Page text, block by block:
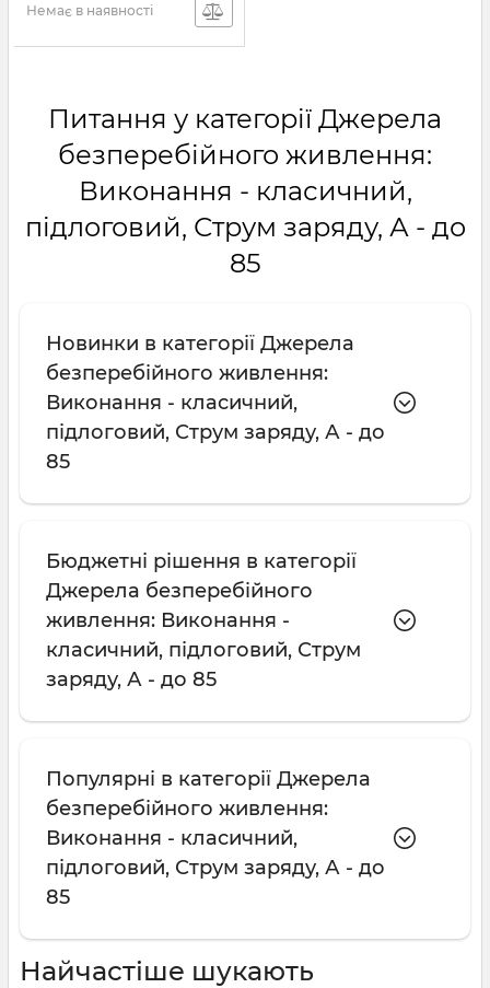
Немає в наявності
Питання у категорії Джерела
безперебійного живлення:
Виконання - класичний,
підлоговий, Струм заряду, А - до
85
Новинки в категорії Джерела
безперебійного живлення:
Виконання - класичний,
підлоговий, Струм заряду, А - до
85
Бюджетні рішення в категорії
Джерела безперебійного
живлення: Виконання -
класичний, підлоговий, Струм
заряду, А - до 85
Популярні в категорії Джерела
безперебійного живлення:
Виконання - класичний,
підлоговий, Струм заряду, А - до
85
Найчастіше шукають